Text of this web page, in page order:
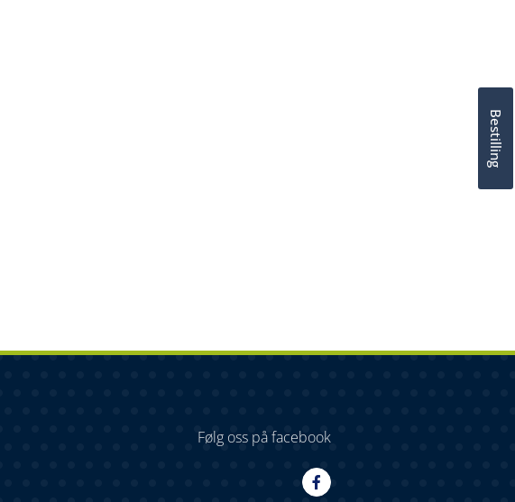
Bestilling
Følg oss på facebook